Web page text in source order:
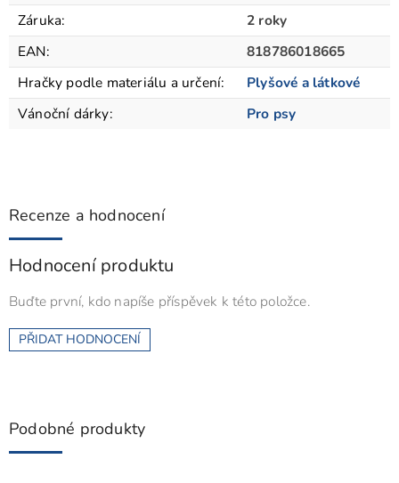
Záruka:
2 roky
EAN:
818786018665
Hračky podle materiálu a určení:
Plyšové a látkové
Vánoční dárky: Pro psy
Recenze a hodnocení
Hodnocení produktu
Buďte první, kdo napíše příspěvek k této položce.
PŘIDAT HODNOCENÍ
Podobné produkty